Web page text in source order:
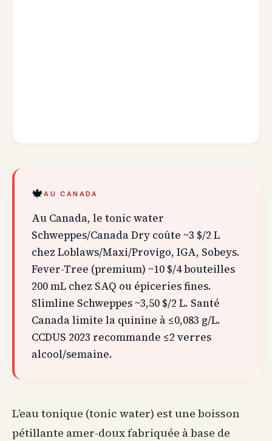
🍁AU CANADA
Au Canada, le tonic water
Schweppes/Canada Dry coûte ~3 $/2 L
chez Loblaws/Maxi/Provigo, IGA, Sobeys.
Fever-Tree (premium) ~10 $/4 bouteilles
200 mL chez SAQ ou épiceries fines.
Slimline Schweppes ~3,50 $/2 L. Santé
Canada limite la quinine à ≤0,083 g/L.
CCDUS 2023 recommande ≤2 verres
alcool/semaine.
L’eau tonique (tonic water) est une boisson
pétillante amer-doux fabriquée à base de